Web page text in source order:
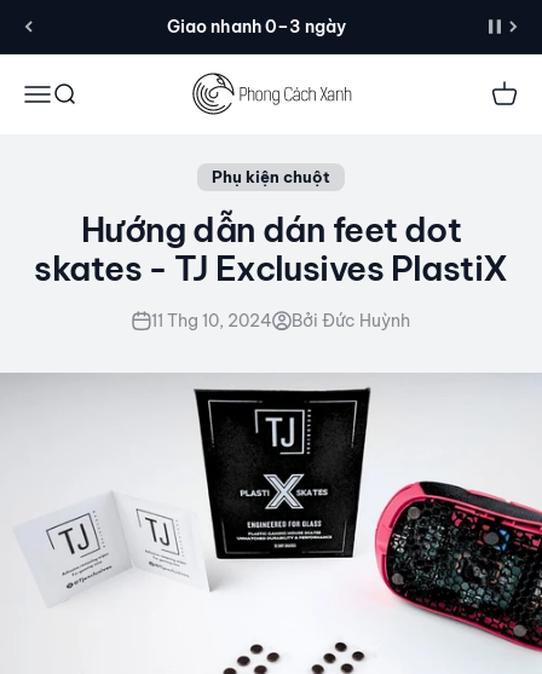
Giao nhanh 0–3 ngày
MenuTìm kiếm Giỏ
Phụ kiện chuột
Hướng dẫn dán feet dot
skates - TJ Exclusives PlastiX
11 Thg 10, 2024 Bởi Đức Huỳnh